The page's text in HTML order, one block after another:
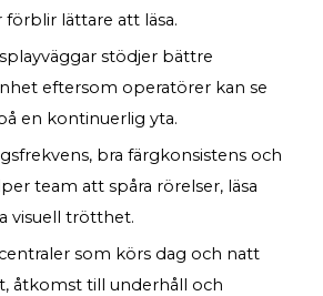
lättare att läsa.
stödjer bättre
eftersom operatörer kan se
en kontinuerlig yta.
bra färgkonsistens och
team att spåra rörelser, läsa
visuell trötthet.
som körs dag och natt
åtkomst till underhåll och